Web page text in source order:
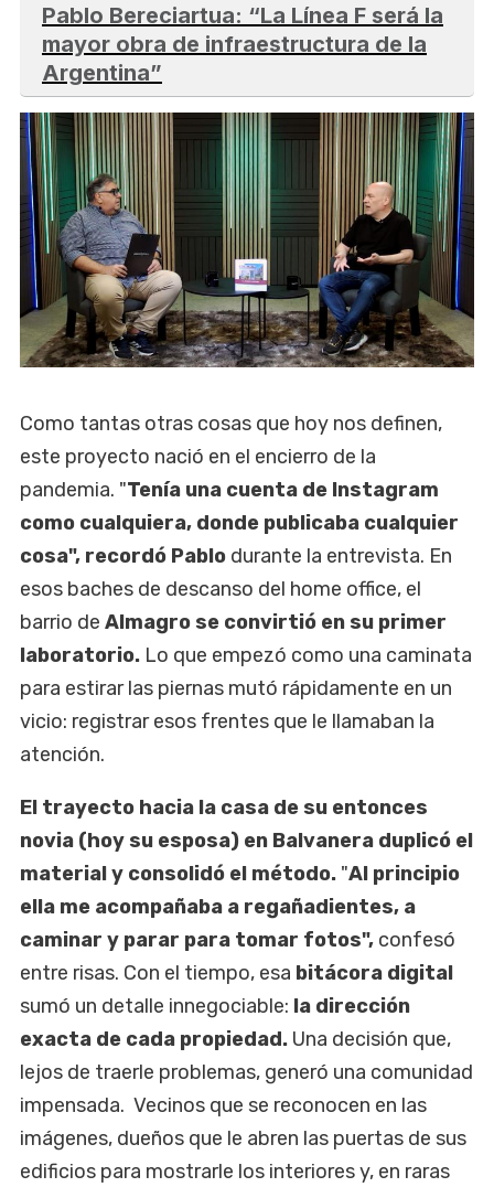
Pablo Bereciartua: “La Línea F será la
mayor obra de infraestructura de la
Argentina”
Como tantas otras cosas que hoy nos definen,
este proyecto nació en el encierro de la
pandemia. "Tenía una cuenta de Instagram
como cualquiera, donde publicaba cualquier
cosa", recordó Pablo durante la entrevista. En
esos baches de descanso del home office, el
barrio de Almagro se convirtió en su primer
laboratorio. Lo que empezó como una caminata
para estirar las piernas mutó rápidamente en un
vicio: registrar esos frentes que le llamaban la
atención.
El trayecto hacia la casa de su entonces
novia (hoy su esposa) en Balvanera duplicó el
material y consolidó el método. "Al principio
ella me acompañaba a regañadientes, a
caminar y parar para tomar fotos", confesó
entre risas. Con el tiempo, esa bitácora digital
sumó un detalle innegociable: la dirección
exacta de cada propiedad. Una decisión que,
lejos de traerle problemas, generó una comunidad
impensada. Vecinos que se reconocen en las
imágenes, dueños que le abren las puertas de sus
edificios para mostrarle los interiores y, en raras